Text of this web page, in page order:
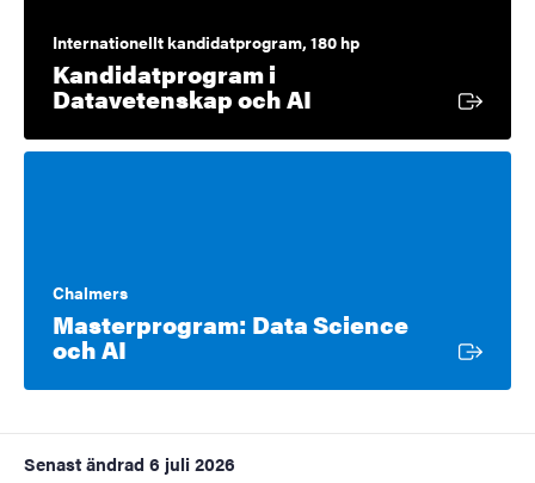
Internationellt kandidatprogram, 180 hp
Kandidatprogram i
Datavetenskap och AI
Chalmers
Masterprogram: Data Science
och AI Extern länk
Senast ändrad 6 juli 2026